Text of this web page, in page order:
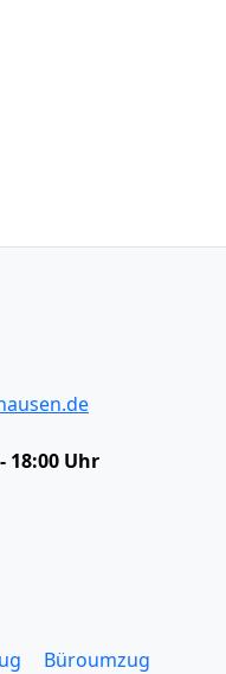
18:00 Uhr
Büroumzug